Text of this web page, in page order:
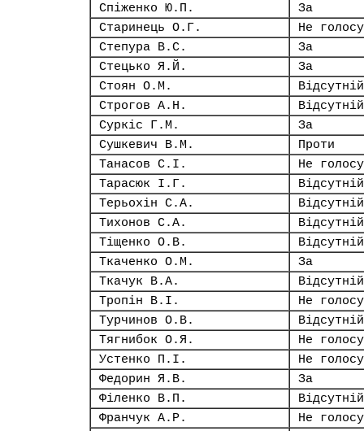
Спіженко Ю.П.
За
Старинець О.Г.
Не
Степура В.С.
За
Стецько Я.Й.
За
Стоян О.М.
Відсутній
Строгов А.Н.
Відсутній
Суркіс Г.М.
За
Сушкевич В.М.
Проти
Танасов С.І.
Не
Тарасюк І.Г.
Відсутній
Терьохін С.А.
Відсутній
Тихонов С.А.
Відсутній
Тіщенко О.В.
Відсутній
Ткаченко О.М.
За
Ткачук В.А.
Відсутній
Тропін В.І.
Не
Турчинов О.В.
Відсутній
Тягнибок О.Я.
Не
Устенко П.І.
Не
Федорин Я.В.
За
Філенко В.П.
Відсутній
Франчук А.Р.
Не